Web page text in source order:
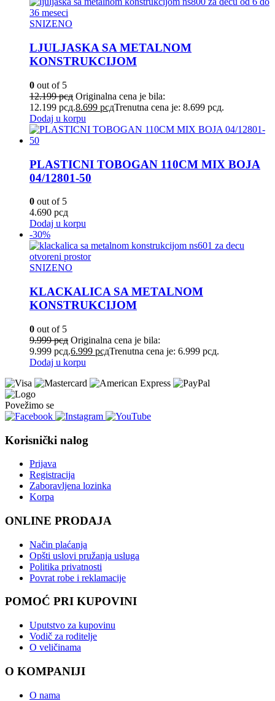
SNIZENO
LJULJASKA SA METALNOM
KONSTRUKCIJOM
0 out of 5
12.199рсд Originalna cena je bila:
12.199 рсд.8.699 рсдTrenutna cena je: 8.699 рсд.
Dodaj u korpu
PLASTICNI TOBOGAN 110CM MIX BOJA
04/12801-50
0 out of 5
4.690 рсд
Dodaj u korpu
-30%
SNIZENO
KLACKALICA SA METALNOM
KONSTRUKCIJOM
0 out of 5
9.999рсд Originalna cena je bila:
9.999 рсд.6.999 рсдTrenutna cena je: 6.999 рсд.
Dodaj u korpu
Povežimo se
Korisnički nalog
Prijava
Registracija
Zaboravljena lozinka
Korpa
ONLINE PRODAJA
Način plaćanja
Opšti uslovi pružanja usluga
Politika privatnosti
Povrat robe i reklamacije
POMOĆ PRI KUPOVINI
Uputstvo za kupovinu
Vodič za roditelje
O veličinama
O KOMPANIJI
O nama